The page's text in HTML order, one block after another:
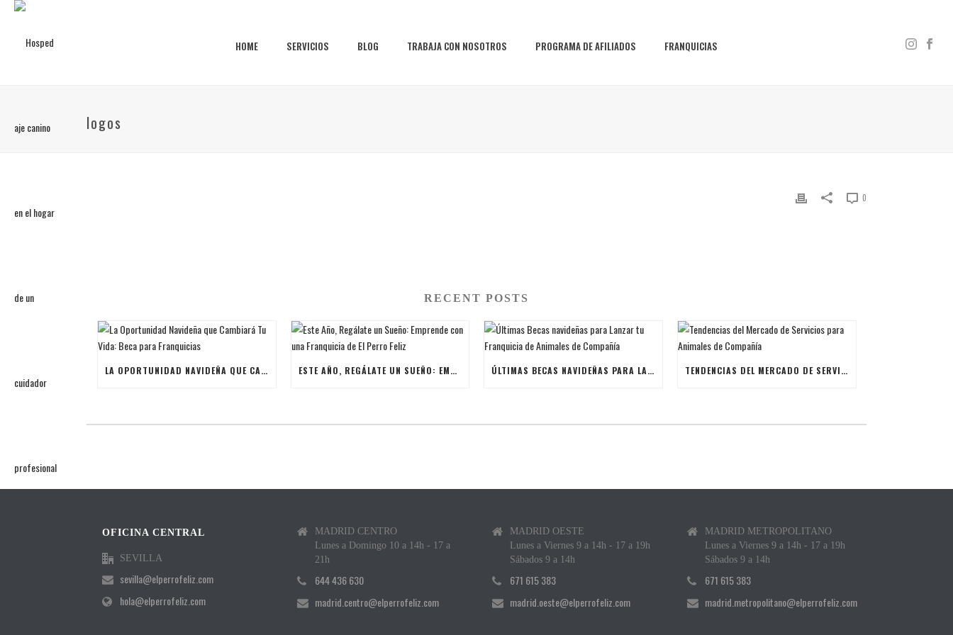
HOME SERVICIOS BLOG TRABAJA CON NOSOTROS PROGRAMA DE AFILIADOS FRANQUICIAS
logos
0
RECENT POSTS
LA OPORTUNIDAD NAVIDEÑA QUE CAMBIARÁ TU VIDA: BECA PARA FRANQUICIAS ESTE AÑO, REGÁLATE UN SUEÑO: EMPRENDE CON UNA FRANQUICIA DE EL PERRO FELIZ ÚLTIMAS BECAS NAVIDEÑAS PARA LANZAR TU FRANQUICIA DE ANIMALES DE COMPAÑÍA TENDENCIAS DEL MERCADO DE SERVICIOS PARA ANIMALES DE COMPAÑÍA
OFICINA CENTRAL
SEVILLA
sevilla@elperrofeliz.com
hola@elperrofeliz.com
MADRID CENTRO
Lunes a Domingo 10 a 14h - 17 a
21h
644 436 630
madrid.centro@elperrofeliz.com
MADRID OESTE
Lunes a Viernes 9 a 14h - 17 a 19h
Sábados 9 a 14h
671 615 383
madrid.oeste@elperrofeliz.com
MADRID METROPOLITANO
Lunes a Viernes 9 a 14h - 17 a 19h
Sábados 9 a 14h
671 615 383
madrid.metropolitano@elperrofeliz.com